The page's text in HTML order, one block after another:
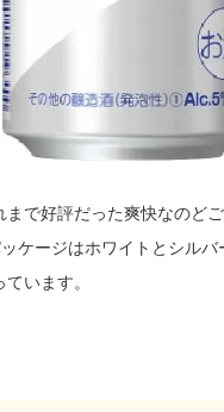
で好評だった爽快なのど
ケージはホワイトとシル
います。